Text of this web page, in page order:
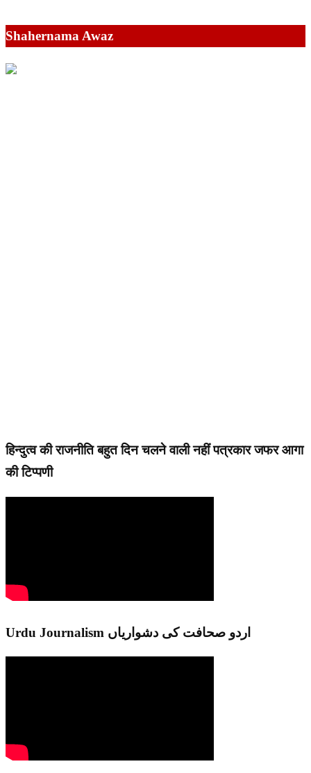
Shahernama Awaz
हिन्दुत्व की राजनीति बहुत दिन चलने वाली नहीं पत्रकार जफर आगा
की टिप्पणी
Urdu Journalism اردو صحافت کی دشواریاں